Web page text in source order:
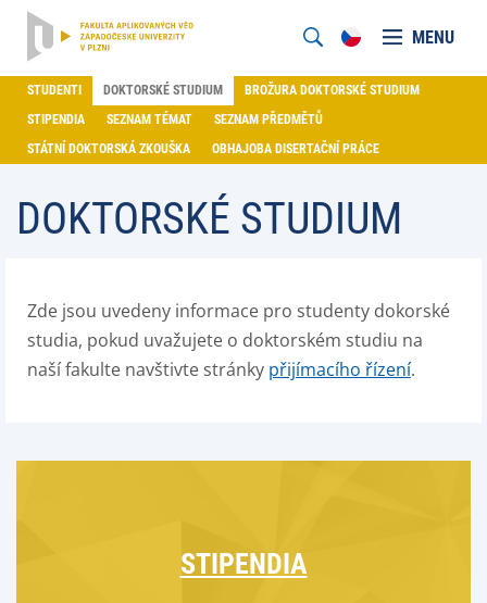
MENU
STUDENTI DOKTORSKÉ STUDIUM
BROŽURA DOKTORSKÉ STUDIUM
STIPENDIA
SEZNAM TÉMAT
SEZNAM PŘEDMĚTŮ
STÁTNÍ DOKTORSKÁ ZKOUŠKA
OBHAJOBA DISERTAČNÍ PRÁCE
DOKTORSKÉ STUDIUM
Zde jsou uvedeny informace pro studenty dokorské
studia, pokud uvažujete o doktorském studiu na
naší fakulte navštivte stránky přijímacího řízení.
STIPENDIA